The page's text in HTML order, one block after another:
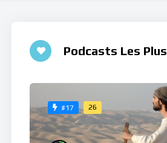
Lecture
Podcasts Les Plus
#17 26